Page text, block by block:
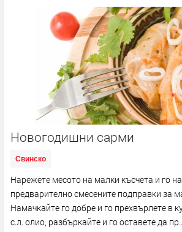
Новогодишни сарми
Свинско
Нарежете месото на малки късчета и го
предварително смесените подправки за
Намачкайте го добре и го прехвърлете в
с.л. олио, разбъркайте и го оставете да